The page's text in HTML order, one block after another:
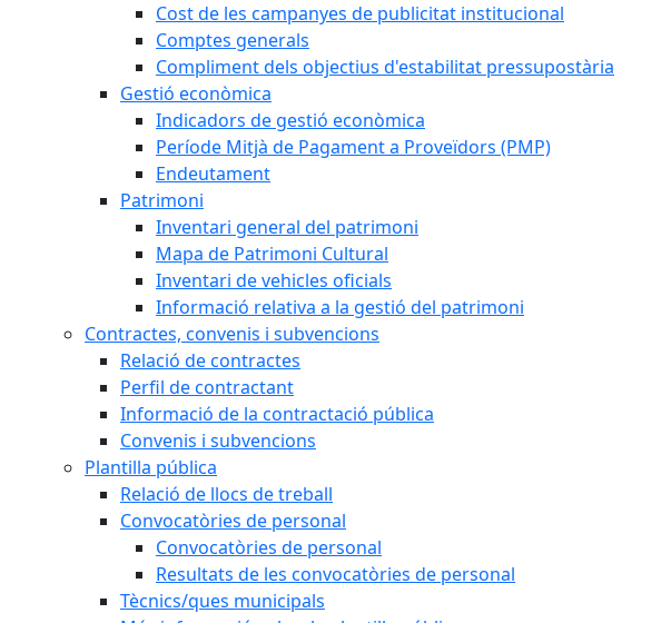
Cost de les campanyes de publicitat institucional
Comptes generals
Compliment dels objectius d'estabilitat pressupostària
Gestió econòmica
Indicadors de gestió econòmica
Període Mitjà de Pagament a Proveïdors (PMP)
Endeutament
Patrimoni
Inventari general del patrimoni
Mapa de Patrimoni Cultural
Inventari de vehicles oficials
Informació relativa a la gestió del patrimoni
Contractes, convenis i subvencions
Relació de contractes
Perfil de contractant
Informació de la contractació pública
Convenis i subvencions
Plantilla pública
Relació de llocs de treball
Convocatòries de personal
Convocatòries de personal
Resultats de les convocatòries de personal
Tècnics/ques municipals